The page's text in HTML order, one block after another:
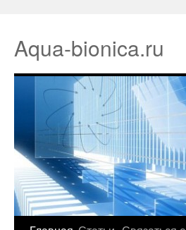
Aqua-bionica.ru